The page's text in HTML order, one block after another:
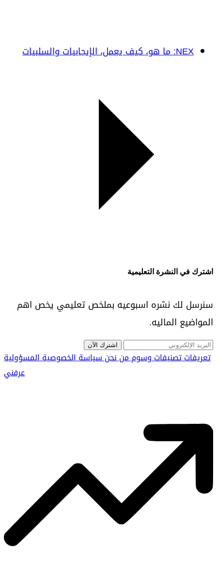
NEX: ما هو، كيف يعمل، الإيجابيات والسلبيات
اشترك في النشرة التعليمية
سنرسل لك نشره اسبوعيه بملخص تعليمي يخص اهم
المواضيع الماليه.
اشترك الآن
تعريفاتتصنيفاتوسوممن نحنسياسة الخصوصيةالمسؤولية
عرفني